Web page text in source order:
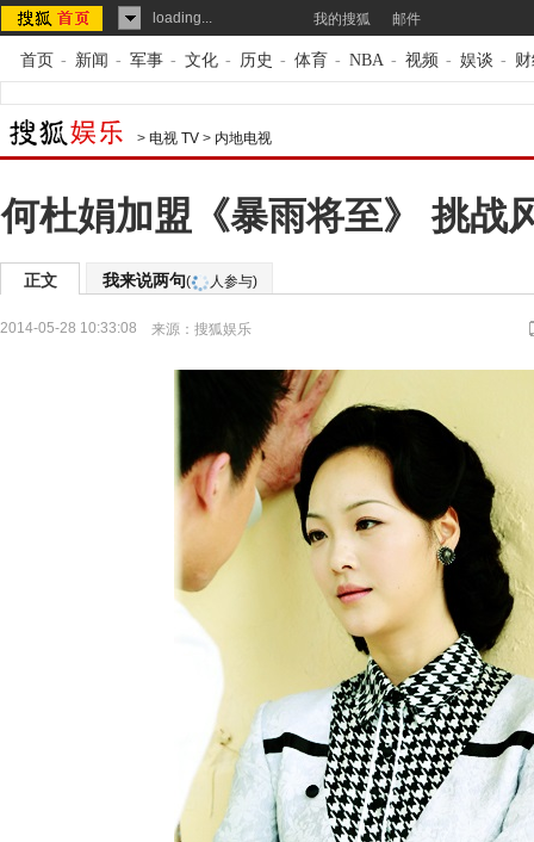
loading... 我的搜狐 邮件
首页 - 新闻 - 军事 - 文化 - 历史 - 体育 - NBA - 视频 - 娱谈 -
> 电视 TV > 内地电视
何杜娟加盟《暴雨将至》 挑战
正文 我来说两句( 人参与)
2014-05-28 10:33:08 来源： 搜狐娱乐